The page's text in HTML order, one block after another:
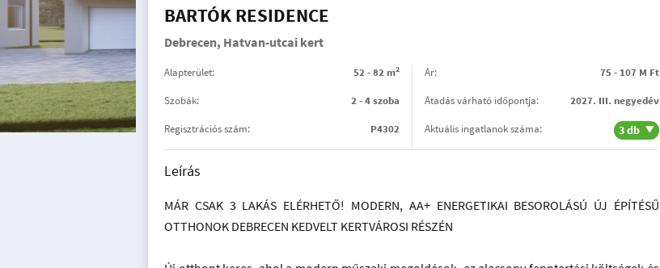
BARTÓK RESIDENCE
Debrecen, Hatvan-utcai kert
Alapterület: 52 - 82 m2 Ár: 75 - 107 M Ft
Szobák: 2 - 4 szoba Átadás várható időpontja: 2027. III. negyedév
Regisztrációs szám: P4302 Aktuális ingatlanok száma: 3 db
Leírás
MÁR CSAK 3 LAKÁS ELÉRHETŐ! MODERN, AA+ ENERGETIKAI BESOROLÁSÚ ÚJ ÉPÍTÉSŰ
OTTHONOK DEBRECEN KEDVELT KERTVÁROSI RÉSZÉN